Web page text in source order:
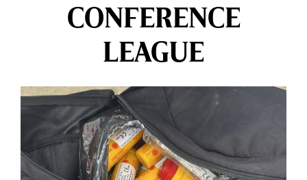
CONFERENCE
LEAGUE